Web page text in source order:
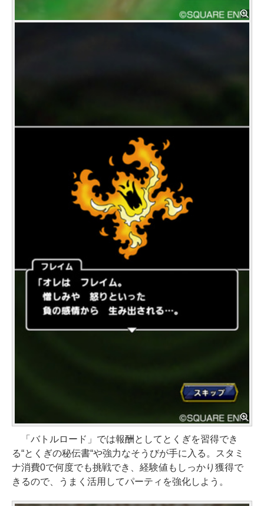
「バトルロード」では報酬としてとくぎを習得でき
る“とくぎの秘伝書“や強力なそうびが手に入る。スタミ
ナ消費0で何度でも挑戦でき、経験値もしっかり獲得で
きるので、うまく活用してパーティを強化しよう。